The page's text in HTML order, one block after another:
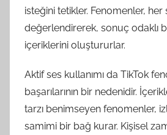
isteğini tetikler. Fenomenler, her
değerlendirerek, sonuç odaklı
içeriklerini oluştururlar.
Aktif ses kullanımı da TikTok
başarılarının bir nedenidir.
tarzı benimseyen fenomenler,
samimi bir bağ kurar. Kişisel